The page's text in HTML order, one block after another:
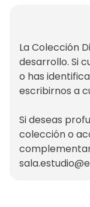
La Colección
desarrollo. Si
o has
escribirnos a
Si deseas
colección o